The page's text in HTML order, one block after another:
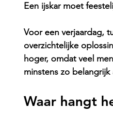
Een ijskar moet
Voor een verjaardag,
overzichtelijke
hoger, omdat veel
minstens zo
Waar hangt